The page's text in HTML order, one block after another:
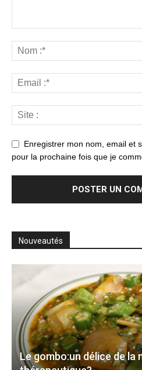
Enregistrer mon nom, email et
pour la prochaine fois que je
Nouveautés
Le gombo:un délice de la